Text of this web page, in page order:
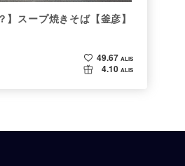
】スープ焼きそば【釜彦】
49.67 ALIS
4.10 ALIS